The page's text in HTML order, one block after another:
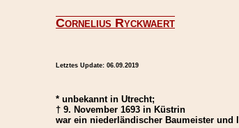
Cornelius Ryckwaert
Letztes Update: 06.09.2019
* unbekannt in Utrecht;
† 9. November 1693 in Küstrin
war ein niederländischer Baumeister und